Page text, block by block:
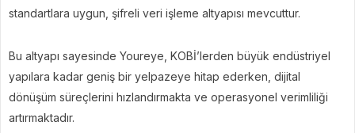
standartlara uygun, şifreli veri işleme altyapısı mevcuttur.
Bu altyapı sayesinde Youreye, KOBİ’lerden büyük endüstriyel
yapılara kadar geniş bir yelpazeye hitap ederken, dijital
dönüşüm süreçlerini hızlandırmakta ve operasyonel verimliliği
artırmaktadır.